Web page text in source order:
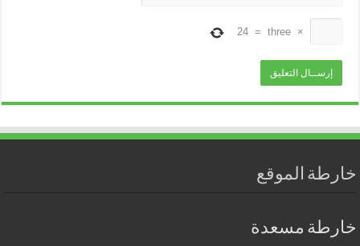
×
three
=
24
خارطة الموقع
خارطة مسعدة